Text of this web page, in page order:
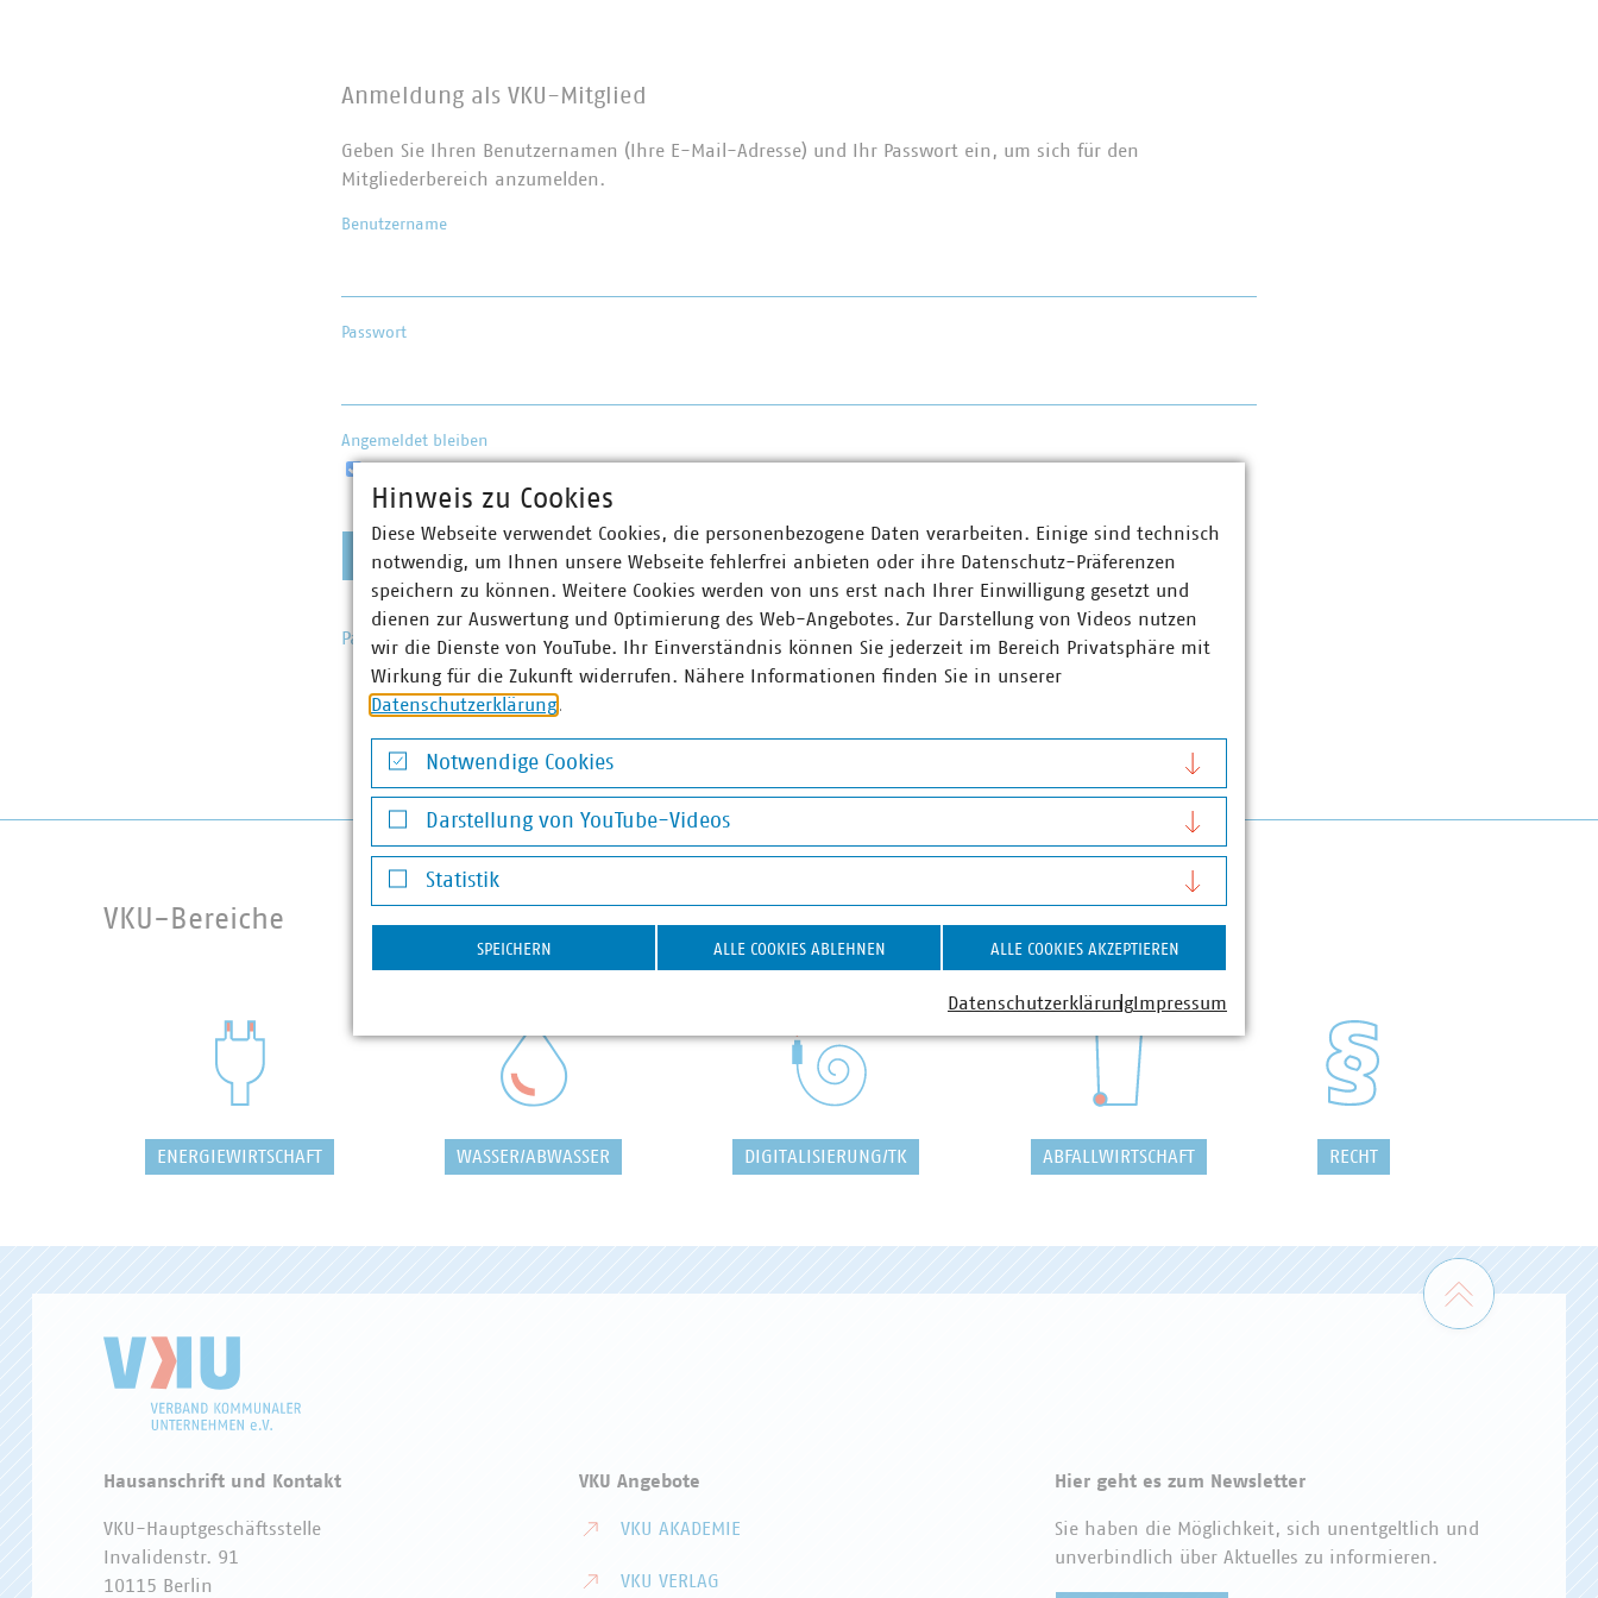
Anmeldung als VKU-Mitglied
Geben Sie Ihren Benutzernamen (Ihre E-Mail-Adresse) und Ihr Passwort ein, um sich für den
Mitgliederbereich anzumelden.
Benutzername
Passwort
Angemeldet bleiben
Passwort vergessen?
VKU-Bereiche
ENERGIEWIRTSCHAFT WASSER/ABWASSER DIGITALISIERUNG/TK ABFALLWIRTSCHAFT RECHT
Zum
Hausanschrift und Kontakt
VKU-Hauptgeschäftsstelle
Invalidenstr. 91
10115 Berlin
VKU Angebote
VKU AKADEMIE
VKU VERLAG
Hier geht es zum Newsletter
Sie haben die Möglichkeit, sich unentgeltlich und
unverbindlich über Aktuelles zu informieren.
Hinweis zu Cookies
Diese Webseite verwendet Cookies, die personenbezogene Daten verarbeiten. Einige sind technisch
notwendig, um Ihnen unsere Webseite fehlerfrei anbieten oder ihre Datenschutz-Präferenzen
speichern zu können. Weitere Cookies werden von uns erst nach Ihrer Einwilligung gesetzt und
dienen zur Auswertung und Optimierung des Web-Angebotes. Zur Darstellung von Videos nutzen
wir die Dienste von YouTube. Ihr Einverständnis können Sie jederzeit im Bereich Privatsphäre mit
Wirkung für die Zukunft widerrufen. Nähere Informationen finden Sie in unserer
Datenschutzerklärung.
Notwendige Cookies
Notwendige Cookies
Darstellung von YouTube-Videos
Darstellung von YouTube-Videos
Statistik
Statistik
SPEICHERN ALLE COOKIES ABLEHNEN ALLE COOKIES AKZEPTIEREN
DatenschutzerklärungImpressum